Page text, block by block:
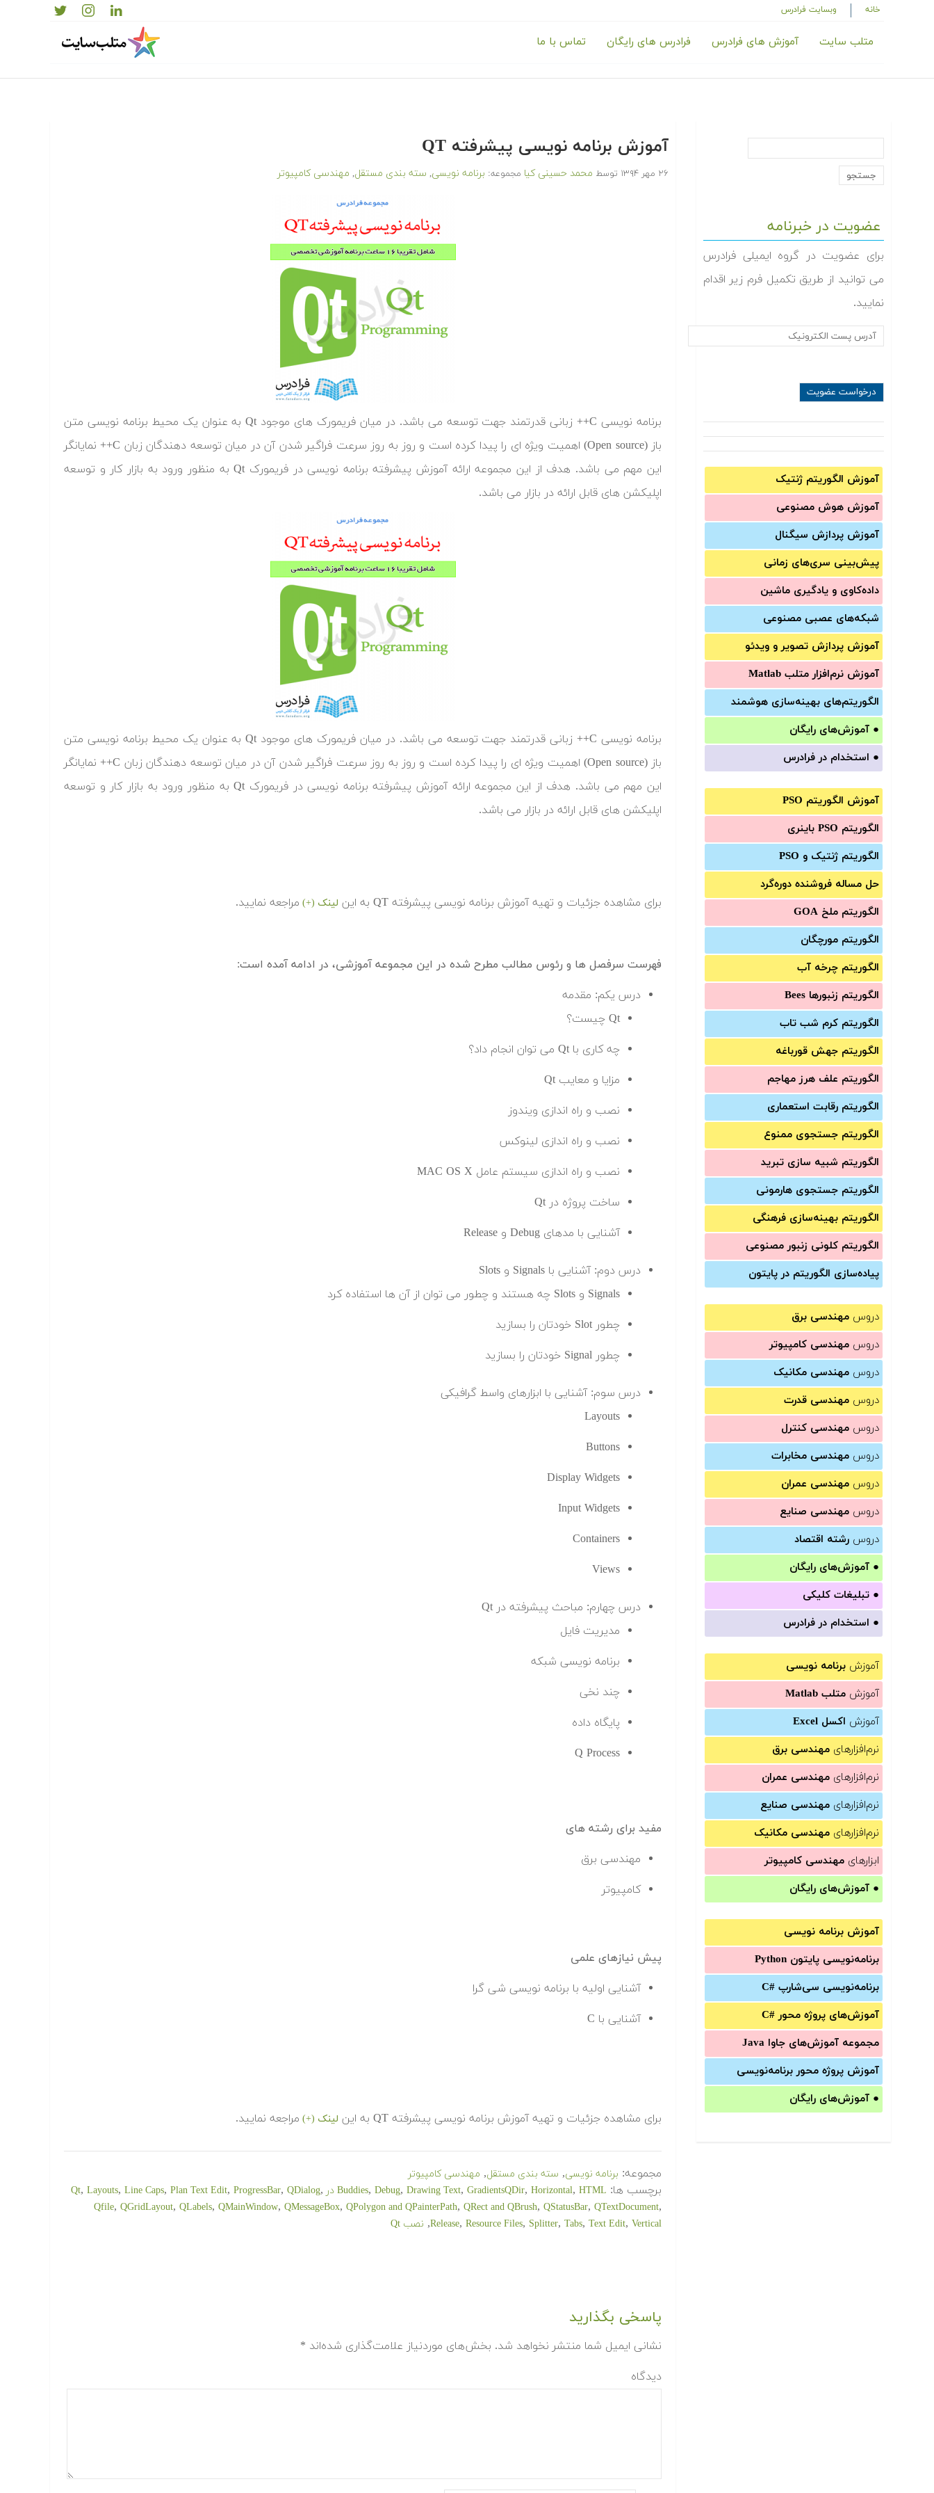
خانه وبسایت فرادرس
متلب سایت آموزش های فرادرس فرادرس های رایگان تماس با ما
عضویت در خبرنامه
برای عضویت در گروه ایمیلی فرادرس
می توانید از طریق تکمیل فرم زیر اقدام
نمایید.
آموزش الگوریتم ژنتیک
آموزش‌ هوش مصنوعی
آموزش‌ پردازش سیگنال
پیش‌‌بینی سری‌‌های زمانی
داده‌کاوی و یادگیری ماشین
شبکه‌های عصبی مصنوعی
آموزش‌ پردازش تصویر و ویدئو
آموزش‌ نرم‌افزار متلب Matlab
الگوریتم‌های بهینه‌سازی هوشمند
● آموزش‌های رایگان
● استخدام در فرادرس
آموزش الگوریتم PSO
الگوریتم PSO باینری
الگوریتم ژنتیک و PSO
حل مساله فروشنده دوره‌گرد
الگوریتم ملخ GOA
الگوریتم مورچگان
الگوریتم چرخه آب
الگوریتم زنبورها Bees
الگوریتم کرم شب تاب
الگوریتم جهش قورباغه
الگوریتم علف هرز مهاجم
الگوریتم رقابت استعماری
الگوریتم جستجوی ممنوع
الگوریتم شبیه سازی تبرید
الگوریتم جستجوی هارمونی
الگوریتم بهینه‌سازی فرهنگی
الگوریتم کلونی زنبور مصنوعی
پیاده‌سازی الگوریتم در پایتون
دروس مهندسی برق
دروس مهندسی کامپیوتر
دروس مهندسی مکانیک
دروس مهندسی قدرت
دروس مهندسی کنترل
دروس مهندسی مخابرات
دروس مهندسی عمران
دروس مهندسی صنایع
دروس رشته اقتصاد
● آموزش‌های رایگان
● تبلیغات کلیکی
● استخدام در فرادرس
آموزش برنامه نویسی
آموزش متلب Matlab
آموزش اکسل Excel
نرم‌افزارهای مهندسی برق
نرم‌افزارهای مهندسی عمران
نرم‌افزارهای مهندسی صنایع
نرم‌افزارهای مهندسی مکانیک
ابزارهای مهندسی کامپیوتر
● آموزش‌های رایگان
آموزش برنامه نویسی
برنامه‌نویسی پایتون Python
برنامه‌‌نویسی سی‌شارپ C#‎
آموزش‌های پروژه محور #C
مجموعه آموزش‌های جاوا Java
آموزش‌ پروژه محور برنامه‌نویسی
● آموزش‌های رایگان
آموزش برنامه نویسی پیشرفته QT
۲۶ مهر ۱۳۹۴ توسط محمد حسینی کیا مجموعه: برنامه نویسی, سته بندی مستقل, مهندسی کامپیوتر
برنامه نویسی C++ زبانی قدرتمند جهت توسعه می باشد. در میان فریمورک های موجود Qt به عنوان یک محیط برنامه نویسی متن
باز (Open source) اهمیت ویژه ای را پیدا کرده است و روز به روز سرعت فراگیر شدن آن در میان توسعه دهندگان زبان C++ نمایانگر
این مهم می باشد. هدف از این مجموعه ارائه آموزش پیشرفته برنامه نویسی در فریمورک Qt به منظور ورود به بازار کار و توسعه
اپلیکشن های قابل ارائه در بازار می باشد.
برنامه نویسی C++ زبانی قدرتمند جهت توسعه می باشد. در میان فریمورک های موجود Qt به عنوان یک محیط برنامه نویسی متن
باز (Open source) اهمیت ویژه ای را پیدا کرده است و روز به روز سرعت فراگیر شدن آن در میان توسعه دهندگان زبان C++ نمایانگر
این مهم می باشد. هدف از این مجموعه ارائه آموزش پیشرفته برنامه نویسی در فریمورک Qt به منظور ورود به بازار کار و توسعه
اپلیکشن های قابل ارائه در بازار می باشد.
برای مشاهده جزئیات و تهیه آموزش برنامه نویسی پیشرفته QT به این لینک (+) مراجعه نمایید.
فهرست سرفصل ها و رئوس مطالب مطرح شده در این مجموعه آموزشی، در ادامه آمده است:
درس یکم: مقدمه
Qt چیست؟
چه کاری با Qt می توان انجام داد؟
مزایا و معایب Qt
نصب و راه اندازی ویندوز
نصب و راه اندازی لینوکس
نصب و راه اندازی سیستم عامل MAC OS X
ساخت پروژه در Qt
آشنایی با مدهای Debug و Release
درس دوم: آشنایی با Signals و Slots
Signals و Slots چه هستند و چطور می توان از آن ها استفاده کرد
چطور Slot خودتان را بسازید
چطور Signal خودتان را بسازید
درس سوم: آشنایی با ابزارهای واسط گرافیکی
Layouts
Buttons
Display Widgets
Input Widgets
Containers
Views
درس چهارم: مباحث پیشرفته در Qt
مدیریت فایل
برنامه نویسی شبکه
چند نخی
پایگاه داده
Q Process
مفید برای رشته های
مهندسی برق
کامپیوتر
پیش نیازهای علمی
آشنایی اولیه با برنامه نویسی شی گرا
آشنایی با C
برای مشاهده جزئیات و تهیه آموزش برنامه نویسی پیشرفته QT به این لینک (+) مراجعه نمایید.
مجموعه: برنامه نویسی, سته بندی مستقل, مهندسی کامپیوتر
برچسب ها: Buddies, Debug, Drawing Text, GradientsQDir, Horizontal, HTML در Qt , Layouts, Line Caps, Plan Text Edit, ProgressBar, QDialog,
Qfile, QGridLayout, QLabels, QMainWindow, QMessageBox, QPolygon and QPainterPath, QRect and QBrush, QStatusBar, QTextDocument,
Release, Resource Files, Splitter, Tabs, Text Edit, Vertical
, نصب Qt
پاسخی بگذارید
نشانی ایمیل شما منتشر نخواهد شد. بخش‌های موردنیاز علامت‌گذاری شده‌اند *
دیدگاه